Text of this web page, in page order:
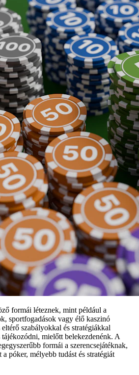
formái léteznek, mint például a
sportfogadások vagy élő kaszinó
szabályokkal és stratégiákkal
mielőtt belekezdenénk. A
formái a szerencsejátéknak,
póker, mélyebb tudást és stratégiát